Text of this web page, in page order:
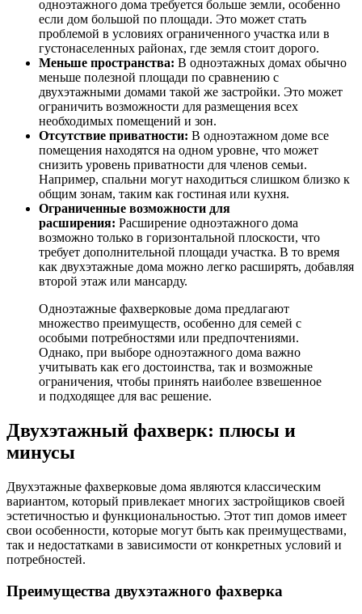
одноэтажного дома требуется больше земли, особенно
если дом большой по площади. Это может стать
проблемой в условиях ограниченного участка или в
густонаселенных районах, где земля стоит дорого.
Меньше пространства: В одноэтажных домах обычно
меньше полезной площади по сравнению с
двухэтажными домами такой же застройки. Это может
ограничить возможности для размещения всех
необходимых помещений и зон.
Отсутствие приватности: В одноэтажном доме все
помещения находятся на одном уровне, что может
снизить уровень приватности для членов семьи.
Например, спальни могут находиться слишком близко к
общим зонам, таким как гостиная или кухня.
Ограниченные возможности для
расширения: Расширение одноэтажного дома
возможно только в горизонтальной плоскости, что
требует дополнительной площади участка. В то время
как двухэтажные дома можно легко расширять, добавляя
второй этаж или мансарду.
Одноэтажные фахверковые дома предлагают
множество преимуществ, особенно для семей с
особыми потребностями или предпочтениями.
Однако, при выборе одноэтажного дома важно
учитывать как его достоинства, так и возможные
ограничения, чтобы принять наиболее взвешенное
и подходящее для вас решение.
Двухэтажный фахверк: плюсы и
минусы
Двухэтажные фахверковые дома являются классическим
вариантом, который привлекает многих застройщиков своей
эстетичностью и функциональностью. Этот тип домов имеет
свои особенности, которые могут быть как преимуществами,
так и недостатками в зависимости от конкретных условий и
потребностей.
Преимущества двухэтажного фахверка